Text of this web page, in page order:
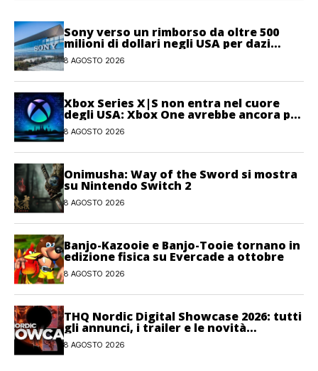
Sony verso un rimborso da oltre 500
milioni di dollari negli USA per dazi
illegittimi
8 AGOSTO 2026
Xbox Series X|S non entra nel cuore
degli USA: Xbox One avrebbe ancora più
giocatori attivi
8 AGOSTO 2026
Onimusha: Way of the Sword si mostra
su Nintendo Switch 2
8 AGOSTO 2026
Banjo-Kazooie e Banjo-Tooie tornano in
edizione fisica su Evercade a ottobre
8 AGOSTO 2026
THQ Nordic Digital Showcase 2026: tutti
gli annunci, i trailer e le novità
dell’evento
8 AGOSTO 2026